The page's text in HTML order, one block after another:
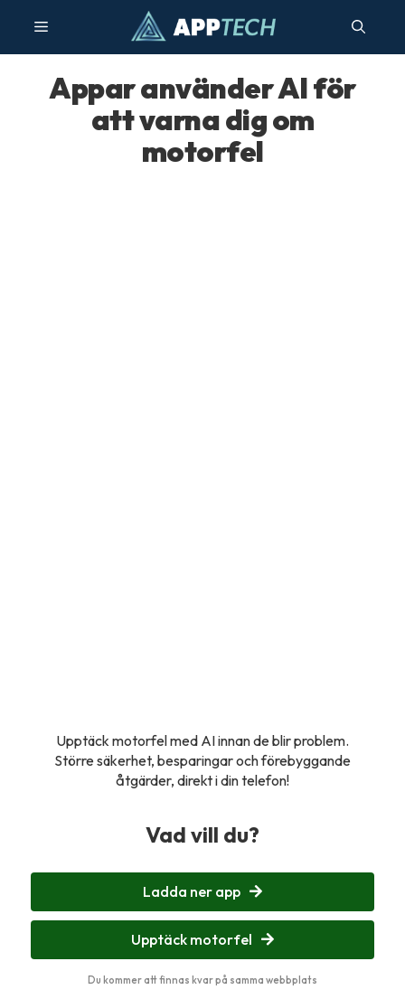
innehåll
Meny
Appar använder AI för
att varna dig om
motorfel
Upptäck motorfel med AI innan de blir problem.
Större säkerhet, besparingar och förebyggande
åtgärder, direkt i din telefon!
Vad vill du?
Ladda ner app
Upptäck motorfel
Du kommer att finnas kvar på samma webbplats